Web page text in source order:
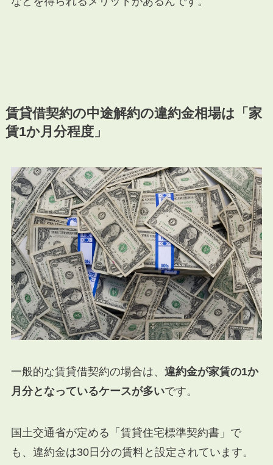
賃貸借契約の中途解約の違約金相場は「家
賃1か月分程度」
一般的な賃貸借契約の場合は、 違約金が家賃の1か
月分となっているケースが多いです。
国土交通省が定める「賃貸住宅標準契約書」で
も、違約金は30日分の賃料と設定されています。